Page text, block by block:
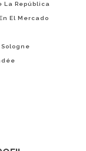
La República
El Mercado